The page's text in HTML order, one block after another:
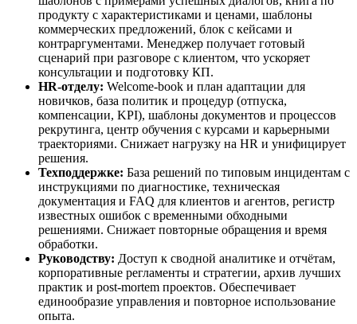
продукту с характеристиками и ценами, шаблоны
коммерческих предложений, блок с кейсами и
контраргументами. Менеджер получает готовый
сценарий при разговоре с клиентом, что ускоряет
консультации и подготовку КП.
HR-отделу: Welcome-book и план адаптации для
новичков, база политик и процедур (отпуска,
компенсации, KPI), шаблоны документов и процессов
рекрутинга, центр обучения с курсами и карьерными
траекториями. Снижает нагрузку на HR и унифицирует
решения.
Техподдержке: База решений по типовым инцидентам с
инструкциями по диагностике, техническая
документация и FAQ для клиентов и агентов, регистр
известных ошибок с временными обходными
решениями. Снижает повторные обращения и время
обработки.
Руководству: Доступ к сводной аналитике и отчётам,
корпоративные регламенты и стратегии, архив лучших
практик и post-mortem проектов. Обеспечивает
единообразие управления и повторное использование
опыта.